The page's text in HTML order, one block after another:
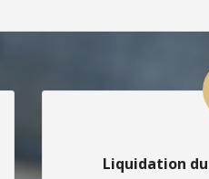
Liquidation